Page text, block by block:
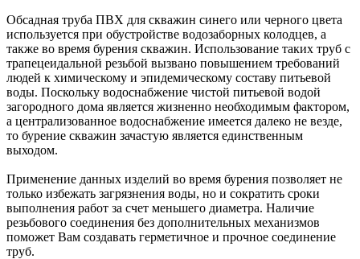
Обсадная труба ПВХ для скважин синего или черного цвета
используется при обустройстве водозаборных колодцев, а
также во время бурения скважин. Использование таких труб с
трапецеидальной резьбой вызвано повышением требований
людей к химическому и эпидемическому составу питьевой
воды. Поскольку водоснабжение чистой питьевой водой
загородного дома является жизненно необходимым фактором,
а централизованное водоснабжение имеется далеко не везде,
то бурение скважин зачастую является единственным
выходом.
Применение данных изделий во время бурения позволяет не
только избежать загрязнения воды, но и сократить сроки
выполнения работ за счет меньшего диаметра. Наличие
резьбового соединения без дополнительных механизмов
поможет Вам создавать герметичное и прочное соединение
труб.